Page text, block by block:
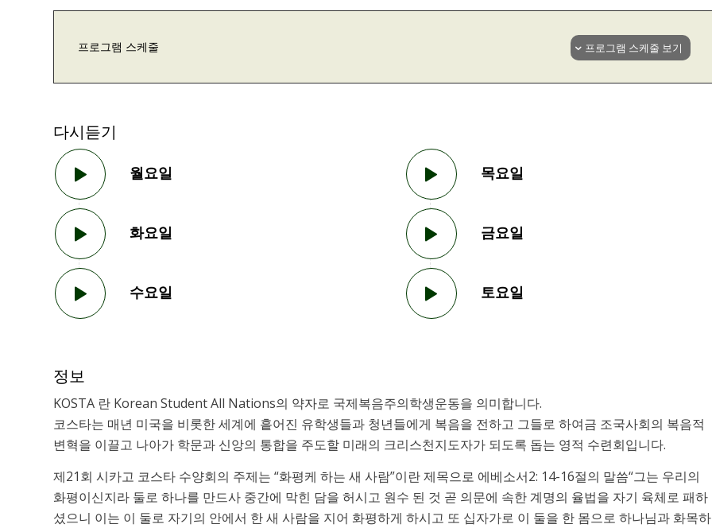
프로그램 스케줄 프로그램 스케줄 보기
다시듣기
월요일
화요일
수요일
목요일
금요일
토요일
정보
KOSTA 란 Korean Student All Nations의 약자로 국제복음주의학생운동을 의미합니다.
코스타는 매년 미국을 비롯한 세계에 흩어진 유학생들과 청년들에게 복음을 전하고 그들로 하여금 조국사회의 복음적
변혁을 이끌고 나아가 학문과 신앙의 통합을 주도할 미래의 크리스천지도자가 되도록 돕는 영적 수련회입니다.
제21회 시카고 코스타 수양회의 주제는 “화평케 하는 새 사람”이란 제목으로 에베소서2: 14-16절의 말씀“그는 우리의
화평이신지라 둘로 하나를 만드사 중간에 막힌 담을 허시고 원수 된 것 곧 의문에 속한 계명의 율법을 자기 육체로 패하
셨으니 이는 이 둘로 자기의 안에서 한 새 사람을 지어 화평하게 하시고 또 십자가로 이 둘을 한 몸으로 하나님과 화목하